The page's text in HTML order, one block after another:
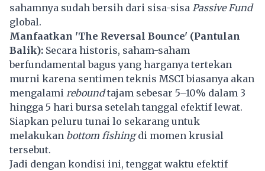
sahamnya sudah bersih dari sisa-sisa Passive Fund
global.
Manfaatkan 'The Reversal Bounce' (Pantulan
Balik): Secara historis, saham-saham
berfundamental bagus yang harganya tertekan
murni karena sentimen teknis MSCI biasanya akan
mengalami reboundtajam sebesar 5–10% dalam 3
hingga 5 hari bursa setelah tanggal efektif lewat.
Siapkan peluru tunai lo sekarang untuk
melakukan bottom fishingdi momen krusial
tersebut.
Jadi dengan kondisi ini, tenggat waktu efektif